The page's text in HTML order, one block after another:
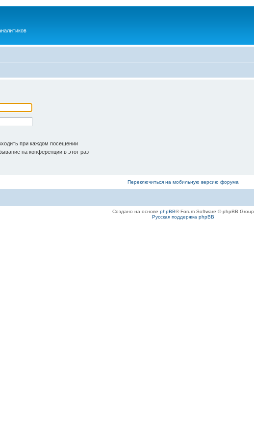
при каждом посещении
на конференции в этот раз
Переключиться на мобильную версию форума
Создано на основе phpBB® Forum Software © phpBB Group
Русская поддержка phpBB